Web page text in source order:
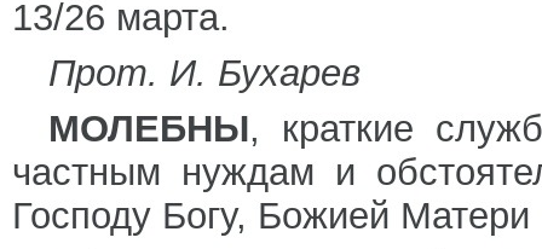
13/26 марта.
Прот. И. Бухарев
МОЛЕБНЫ, краткие
частным нуждам и
Господу Богу, Божией